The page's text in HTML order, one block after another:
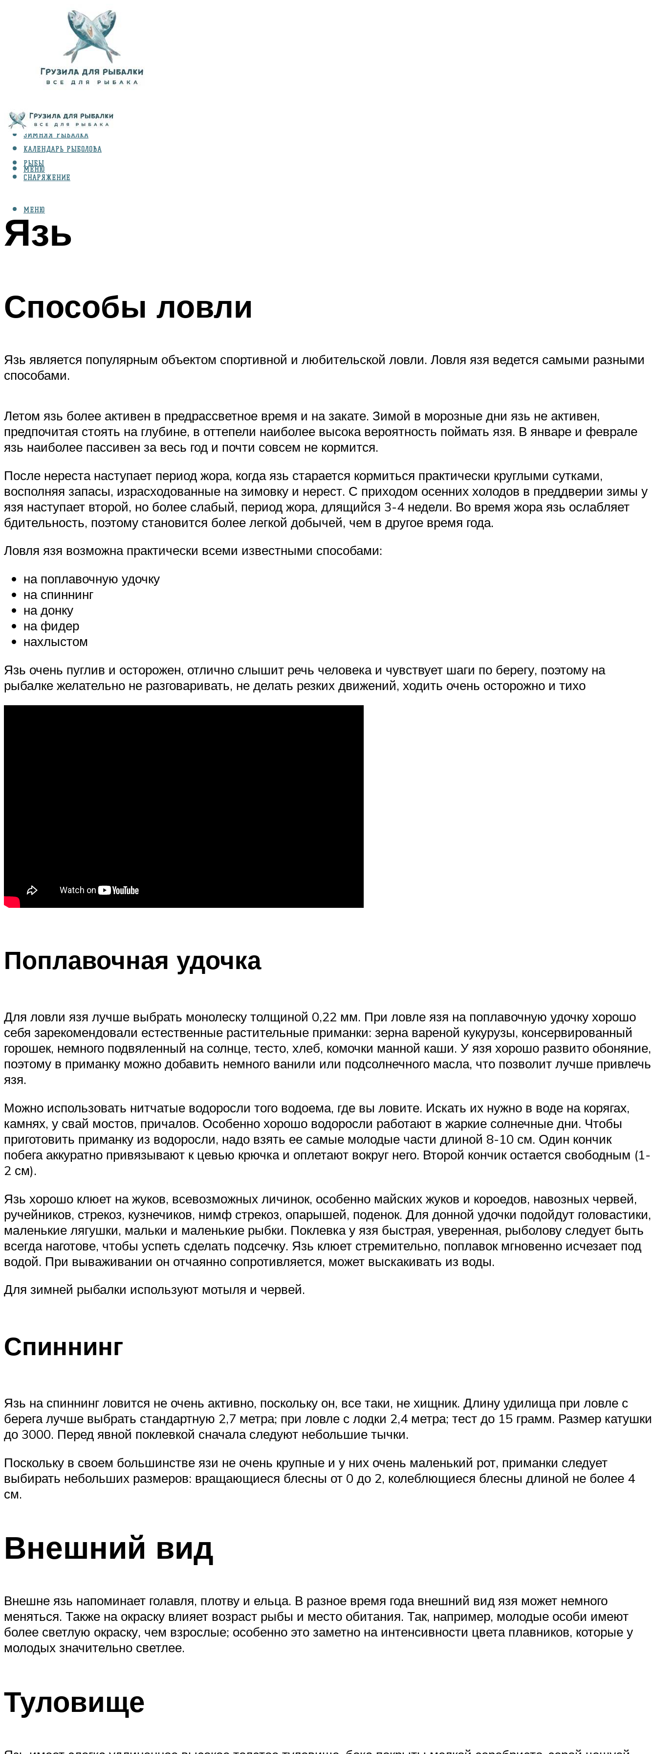
ВИДЫ ЛОВЛИ
ЗИМНЯЯ РЫБАЛКА
КАЛЕНДАРЬ РЫБОЛОВА
РЫБЫ
СНАРЯЖЕНИЕ
МЕНЮ
МЕНЮ
Язь
Способы ловли
Язь является популярным объектом спортивной и любительской ловли. Ловля язя ведется самыми разными
способами.
Летом язь более активен в предрассветное время и на закате. Зимой в морозные дни язь не активен,
предпочитая стоять на глубине, в оттепели наиболее высока вероятность поймать язя. В январе и феврале
язь наиболее пассивен за весь год и почти совсем не кормится.
После нереста наступает период жора, когда язь старается кормиться практически круглыми сутками,
восполняя запасы, израсходованные на зимовку и нерест. С приходом осенних холодов в преддверии зимы у
язя наступает второй, но более слабый, период жора, длящийся 3-4 недели. Во время жора язь ослабляет
бдительность, поэтому становится более легкой добычей, чем в другое время года.
Ловля язя возможна практически всеми известными способами:
на поплавочную удочку
на спиннинг
на донку
на фидер
нахлыстом
Язь очень пуглив и осторожен, отлично слышит речь человека и чувствует шаги по берегу, поэтому на
рыбалке желательно не разговаривать, не делать резких движений, ходить очень осторожно и тихо
Поплавочная удочка
Для ловли язя лучше выбрать монолеску толщиной 0,22 мм. При ловле язя на поплавочную удочку хорошо
себя зарекомендовали естественные растительные приманки: зерна вареной кукурузы, консервированный
горошек, немного подвяленный на солнце, тесто, хлеб, комочки манной каши. У язя хорошо развито обоняние,
поэтому в приманку можно добавить немного ванили или подсолнечного масла, что позволит лучше привлечь
язя.
Можно использовать нитчатые водоросли того водоема, где вы ловите. Искать их нужно в воде на корягах,
камнях, у свай мостов, причалов. Особенно хорошо водоросли работают в жаркие солнечные дни. Чтобы
приготовить приманку из водоросли, надо взять ее самые молодые части длиной 8-10 см. Один кончик
побега аккуратно привязывают к цевью крючка и оплетают вокруг него. Второй кончик остается свободным (1-
2 см).
Язь хорошо клюет на жуков, всевозможных личинок, особенно майских жуков и короедов, навозных червей,
ручейников, стрекоз, кузнечиков, нимф стрекоз, опарышей, поденок. Для донной удочки подойдут головастики,
маленькие лягушки, мальки и маленькие рыбки. Поклевка у язя быстрая, уверенная, рыболову следует быть
всегда наготове, чтобы успеть сделать подсечку. Язь клюет стремительно, поплавок мгновенно исчезает под
водой. При вываживании он отчаянно сопротивляется, может выскакивать из воды.
Для зимней рыбалки используют мотыля и червей.
Спиннинг
Язь на спиннинг ловится не очень активно, поскольку он, все таки, не хищник. Длину удилища при ловле с
берега лучше выбрать стандартную 2,7 метра; при ловле с лодки 2,4 метра; тест до 15 грамм. Размер катушки
до 3000. Перед явной поклевкой сначала следуют небольшие тычки.
Поскольку в своем большинстве язи не очень крупные и у них очень маленький рот, приманки следует
выбирать небольших размеров: вращающиеся блесны от 0 до 2, колеблющиеся блесны длиной не более 4
см.
Внешний вид
Внешне язь напоминает голавля, плотву и ельца. В разное время года внешний вид язя может немного
меняться. Также на окраску влияет возраст рыбы и место обитания. Так, например, молодые особи имеют
более светлую окраску, чем взрослые; особенно это заметно на интенсивности цвета плавников, которые у
молодых значительно светлее.
Туловище